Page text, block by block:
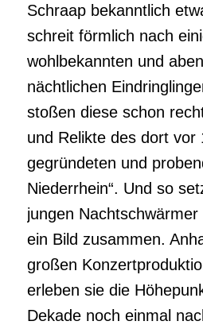
Schraap bekanntlich
schreit förmlich nach
wohlbekannten und
nächtlichen
stoßen diese schon
und Relikte des dort vor
gegründeten und
Niederrhein“. Und so
jungen
ein Bild zusammen.
großen
erleben sie die
Dekade noch einmal